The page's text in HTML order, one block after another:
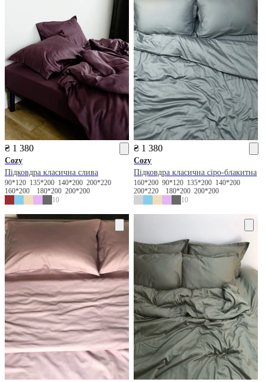
₴ 1 380
Cozy
Підковдра класична слива
90*120 135*200 140*200 200*220
160*200
180*200 200*200
10
₴ 1 380
Cozy
Підковдра класична сіро-блакитна
160*20090*120 135*200 140*200
200*220
180*200200*200
10